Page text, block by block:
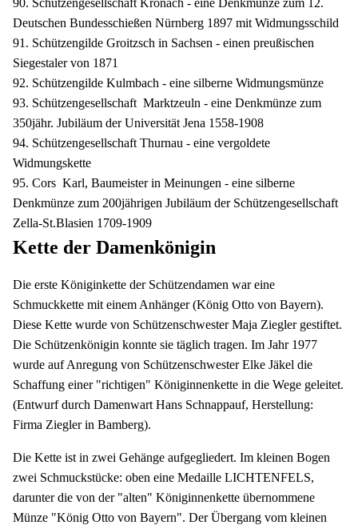
Deutschen Bundesschießen Nürnberg 1897 mit Widmungsschild
91. Schützengilde Groitzsch in Sachsen - einen preußischen
Siegestaler von 1871
92. Schützengilde Kulmbach - eine silberne Widmungsmünze
93. Schützengesellschaft Marktzeuln - eine Denkmünze zum
350jähr. Jubiläum der Universität Jena 1558-1908
94. Schützengesellschaft Thurnau - eine vergoldete
Widmungskette
95. Cors Karl, Baumeister in Meinungen - eine silberne
Denkmünze zum 200jährigen Jubiläum der Schützengesellschaft
Zella-St.Blasien 1709-1909
Kette der Damenkönigin
Die erste Königinkette der Schützendamen war eine
Schmuckkette mit einem Anhänger (König Otto von Bayern).
Diese Kette wurde von Schützenschwester Maja Ziegler gestiftet.
Die Schützenkönigin konnte sie täglich tragen. Im Jahr 1977
wurde auf Anregung von Schützenschwester Elke Jäkel die
Schaffung einer "richtigen" Königinnenkette in die Wege geleitet.
(Entwurf durch Damenwart Hans Schnappauf, Herstellung:
Firma Ziegler in Bamberg).
Die Kette ist in zwei Gehänge aufgegliedert. Im kleinen Bogen
zwei Schmuckstücke: oben eine Medaille LICHTENFELS,
darunter die von der "alten" Königinnenkette übernommene
Münze "König Otto von Bayern". Der Übergang vom kleinen